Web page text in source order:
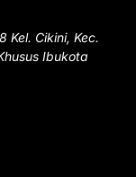
Kel. Cikini, Kec.
Ibukota